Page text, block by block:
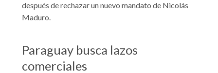
después de rechazar un nuevo mandato de Nicolás
Maduro.
Paraguay busca lazos
comerciales